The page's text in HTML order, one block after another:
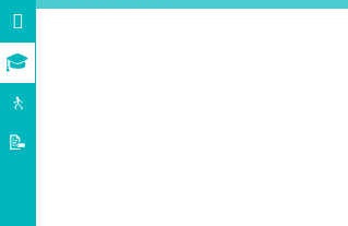
Företag

Dagliga
livet
🎓
Utbildningsmöjligheter
🚶
Asylsystemet
📝